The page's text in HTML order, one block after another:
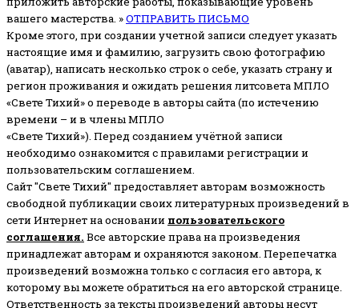
вашего мастерства. »ОТПРАВИТЬ ПИСЬМО
Кроме этого, при создании учетной записи следует указать
настоящие имя и фамилию, загрузить свою фотографию
(аватар), написать несколько строк о себе, указать страну и
регион проживания и ожидать решения литсовета МПЛО
«Свете Тихий» о переводе в авторы сайта (по истечению
времени – и в члены МПЛО
«Свете Тихий»). Перед созданием учётной записи
необходимо ознакомится с правилами регистрации и
пользовательским соглашением.
Сайт "Свете Тихий" предоставляет авторам возможность
свободной публикации своих литературных произведений в
сети Интернет на основании пользовательского
соглашения. Все авторские права на произведения
принадлежат авторам и охраняются законом. Перепечатка
произведений возможна только с согласия его автора, к
которому вы можете обратиться на его авторской странице.
Ответственность за тексты произведений авторы несут